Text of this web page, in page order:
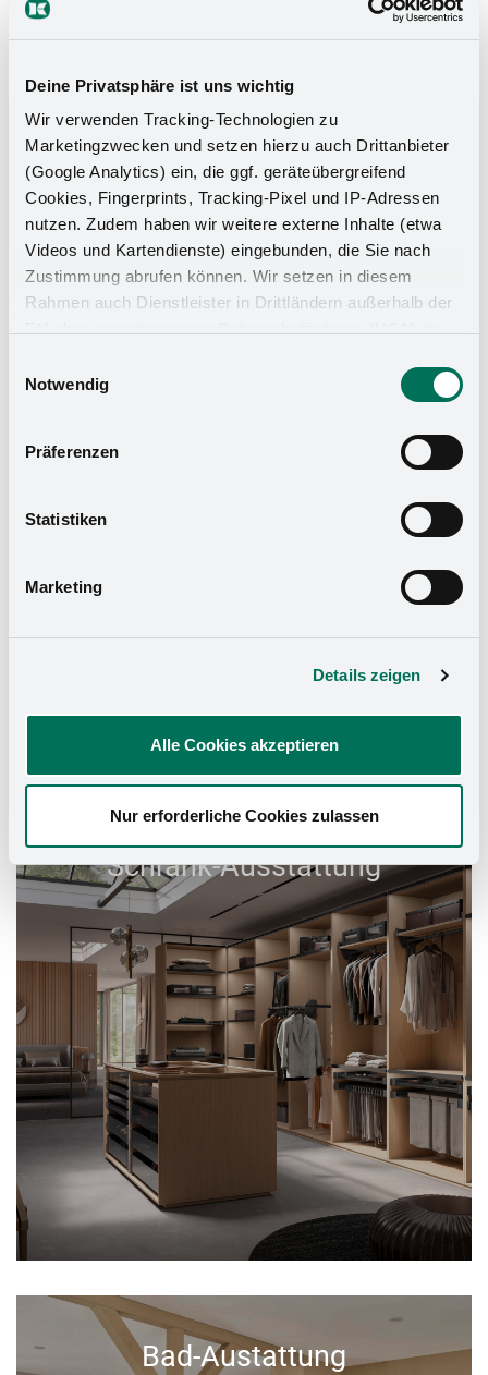
Deine Privatsphäre ist uns wichtig
Wir verwenden Tracking-Technologien zu
Marketingzwecken und setzen hierzu auch Drittanbieter
(Google Analytics) ein, die ggf. geräteübergreifend
Cookies, Fingerprints, Tracking-Pixel und IP-Adressen
nutzen. Zudem haben wir weitere externe Inhalte (etwa
Videos und Kartendienste) eingebunden, die Sie nach
Zustimmung abrufen können. Wir setzen in diesem
Rahmen auch Dienstleister in Drittländern außerhalb der
zu Sicherheits- und Überwachungszwecken zugreifen,
Rechtsmittel einlegen können. Mit Ihrer Einstellung
willigen Sie in die oben beschriebenen Vorgänge ein. Sie
widerrufen. Mehr Informationen finden Sie in unserer
Impressum.
Notwendig
Präferenzen
Statistiken
Marketing
Details zeigen
Alle Cookies akzeptieren
Nur erforderliche Cookies zulassen
Schrank-Ausstattung
Bad-Austattung